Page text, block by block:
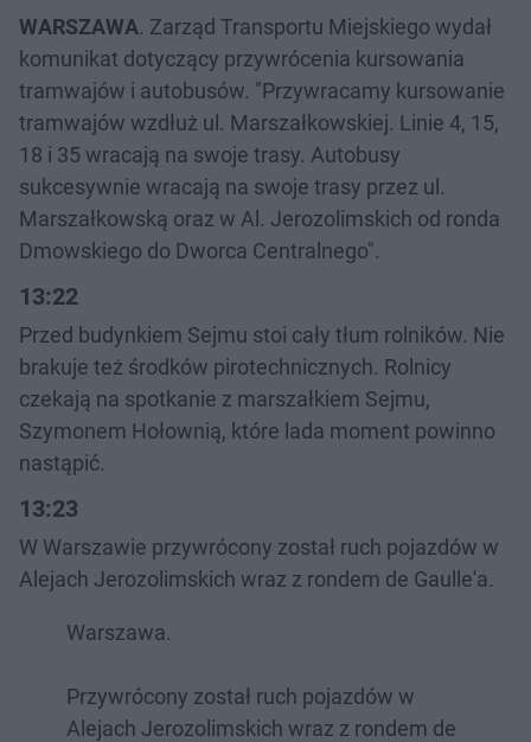
WARSZAWA. Zarząd Transportu Miejskiego wydał
komunikat dotyczący przywrócenia kursowania
tramwajów i autobusów. "Przywracamy kursowanie
tramwajów wzdłuż ul. Marszałkowskiej. Linie 4, 15,
18 i 35 wracają na swoje trasy. Autobusy
sukcesywnie wracają na swoje trasy przez ul.
Marszałkowską oraz w Al. Jerozolimskich od ronda
Dmowskiego do Dworca Centralnego".
13:22
Przed budynkiem Sejmu stoi cały tłum rolników. Nie
brakuje też środków pirotechnicznych. Rolnicy
czekają na spotkanie z marszałkiem Sejmu,
Szymonem Hołownią, które lada moment powinno
nastąpić.
13:23
W Warszawie przywrócony został ruch pojazdów w
Alejach Jerozolimskich wraz z rondem de Gaulle'a.
Warszawa.
Przywrócony został ruch pojazdów w
Alejach Jerozolimskich wraz z rondem de